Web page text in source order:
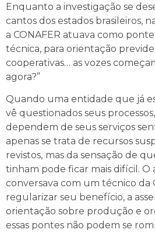
Enquanto a investigação se
cantos dos estados brasileiros,
a CONAFER atuava como ponte
técnica, para orientação
cooperativas… as vozes
agora?”
Quando uma entidade que já
vê questionados seus
dependem de seus serviços
apenas se trata de recursos
revistos, mas da sensação de
tinham pode ficar mais difícil.
conversava com um técnico da
regularizar seu benefício, a
orientação sobre produção e
essas pontes não podem se